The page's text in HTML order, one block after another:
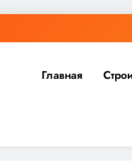
Главная